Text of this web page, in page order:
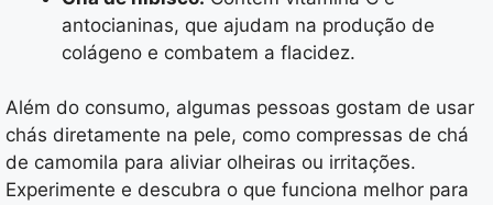
antocianinas, que ajudam na produção de
colágeno e combatem a flacidez.
Além do consumo, algumas pessoas gostam de usar
chás diretamente na pele, como compressas de chá
de camomila para aliviar olheiras ou irritações.
Experimente e descubra o que funciona melhor para